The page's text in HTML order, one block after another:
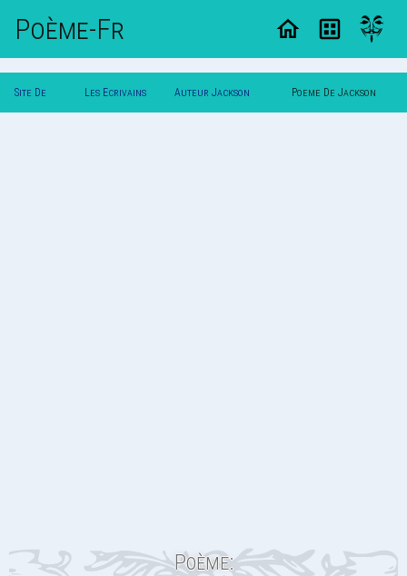
Poème-Fr
Site De Les Ecrivains Auteur Jackson Poeme De Jackson
Poème: